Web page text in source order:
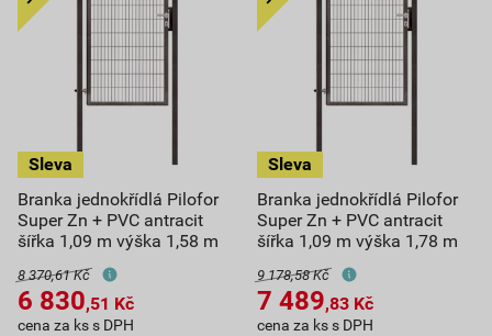
Branka jednokřídlá Pilofor
Super Zn + PVC antracit
šířka 1,09 m výška 1,58 m
8 370,61 Kč
6 830,51 Kč
cena za ks s DPH
Branka jednokřídlá Pilofor
Super Zn + PVC antracit
šířka 1,09 m výška 1,78 m
9 178,58 Kč
7 489,83 Kč
cena za ks s DPH